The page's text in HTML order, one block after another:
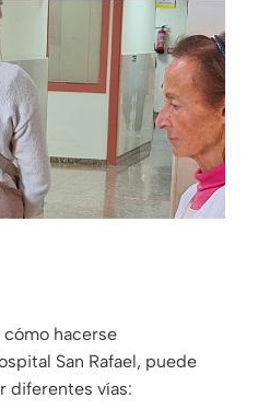
cómo hacerse
San Rafael, puede
diferentes vías: